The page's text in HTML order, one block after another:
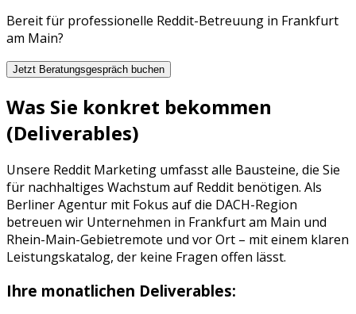
Bereit für professionelle Reddit-Betreuung in Frankfurt
am Main?
Jetzt Beratungsgespräch buchen
Was Sie konkret bekommen
(Deliverables)
Unsere Reddit Marketing umfasst alle Bausteine, die Sie
für nachhaltiges Wachstum auf Reddit benötigen. Als
Berliner Agentur mit Fokus auf die DACH-Region
betreuen wir Unternehmen in Frankfurt am Main und
Rhein-Main-Gebietremote und vor Ort – mit einem klaren
Leistungskatalog, der keine Fragen offen lässt.
Ihre monatlichen Deliverables: